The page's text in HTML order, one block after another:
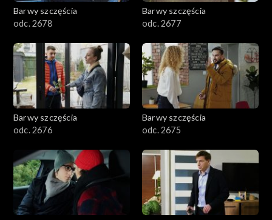
Barwy szczęścia
odc. 2678
Barwy szczęścia
odc. 2677
Barwy szczęścia
odc. 2676
Barwy szczęścia
odc. 2675